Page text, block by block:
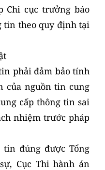
Chi cục trưởng báo
tin theo quy định tại
phải đảm bảo tính
của nguồn tin cung
cấp thông tin sai
nhiệm trước pháp
đúng được Tổng
Cục Thi hành án